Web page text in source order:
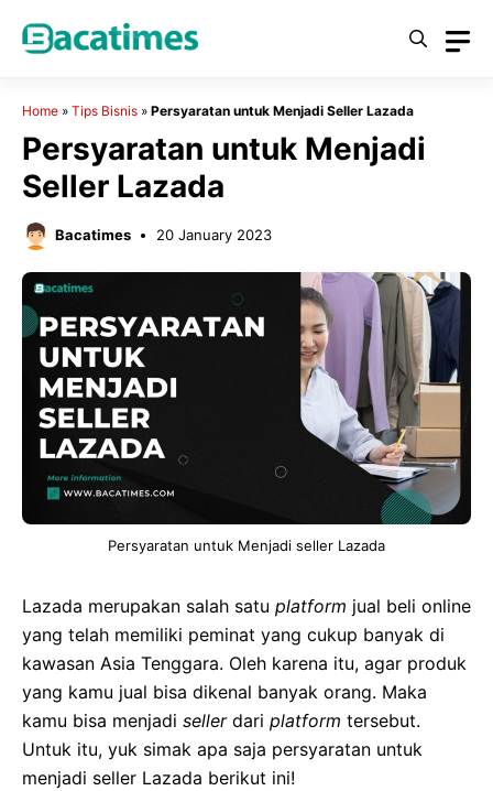
Home » Tips Bisnis » Persyaratan untuk Menjadi Seller Lazada
Persyaratan untuk Menjadi
Seller Lazada
Bacatimes 20 January 2023
Persyaratan untuk Menjadi seller Lazada
Lazada merupakan salah satu platform jual beli online
yang telah memiliki peminat yang cukup banyak di
kawasan Asia Tenggara. Oleh karena itu, agar produk
yang kamu jual bisa dikenal banyak orang. Maka
kamu bisa menjadi sellerdari platform tersebut.
Untuk itu, yuk simak apa saja persyaratan untuk
menjadi seller Lazada berikut ini!